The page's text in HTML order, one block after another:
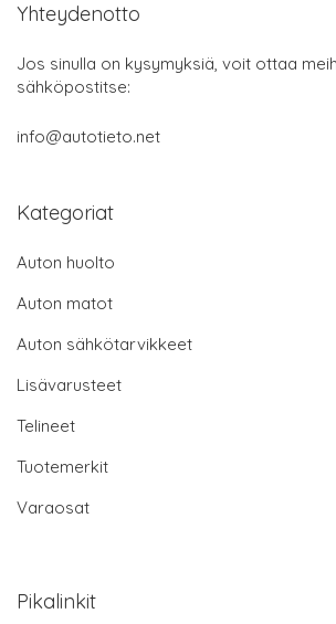
Yhteydenotto
Jos sinulla on kysymyksiä, voit ottaa
sähköpostitse:
info@autotieto.net
Kategoriat
Auton huolto
Auton matot
Auton sähkötarvikkeet
Lisävarusteet
Telineet
Tuotemerkit
Varaosat
Pikalinkit